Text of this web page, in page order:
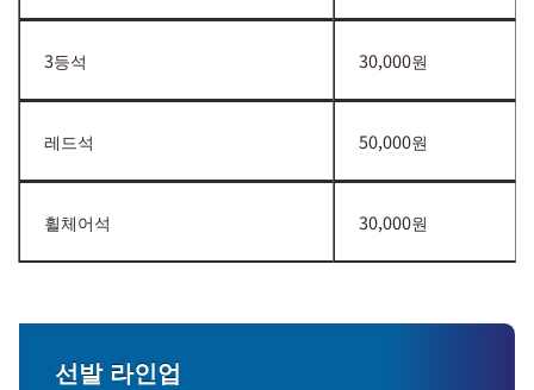
3등석 30,000원
레드석 50,000원
휠체어석 30,000원
선발 라인업